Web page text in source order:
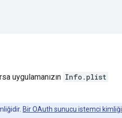
uygulamanızın Info.plist
Bir OAuth sunucu istemci kimliği